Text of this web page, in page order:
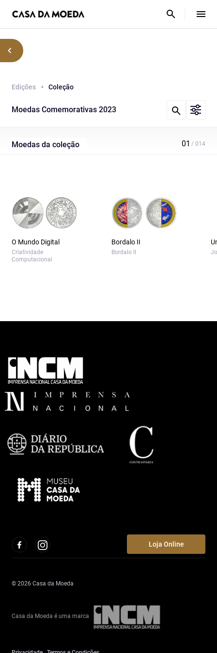
Edições Coleção
Moedas Comemorativas 2023
Moedas da coleção
O Mundo Digital
Criatividade
Computacional
Bordalo II
Bordalo II
Loja Online
© 2026 Casa da Moeda
Casa da Moeda é uma marca